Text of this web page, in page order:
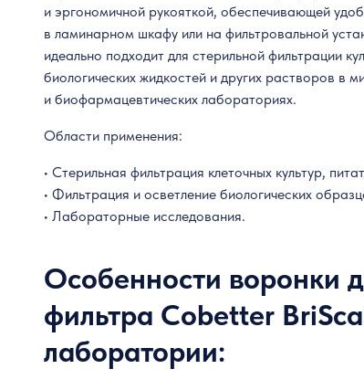
и эргономичной рукояткой, обеспечивающей
в ламинарном шкафу или на фильтровальной
идеально подходит для стерильной фильтрации
биологических жидкостей и других растворов в
и биофармацевтических лабораториях.
Области применения:
• Стерильная фильтрация клеточных культур,
• Фильтрация и осветление биологических
• Лабораторные исследования.
Особенности воронки
фильтра Cobetter
лаборатории: